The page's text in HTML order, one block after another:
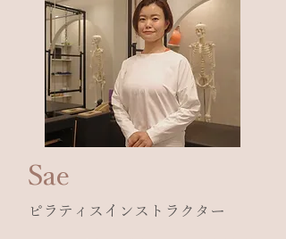
​Sae
​ピラティスインストラクター